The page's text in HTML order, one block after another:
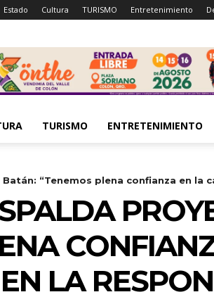
Estado Cultura TURISMO Entretenimiento
TURISMO ENTRETENIMIENTO
“Tenemos plena confianza en la
LA